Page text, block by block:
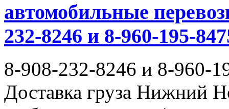
автомобильные
232-8246 и 8-960-195-
8-908-232-8246 и 8-960-
Доставка груза Нижний